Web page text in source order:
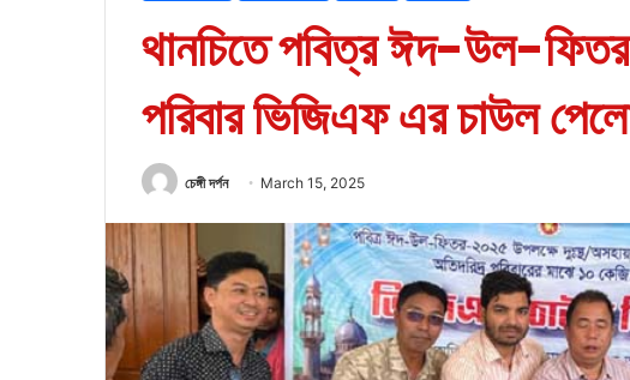
থানচিতে পবিত্র ঈদ-উল-
পরিবার ভিজিএফ এর চাউল
চেঙ্গী দর্পন March 15, 2025